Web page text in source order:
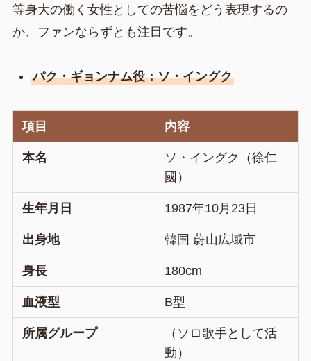
等身大の働く女性としての苦悩をどう表現するの
か、ファンならずとも注目です。
パク・ギョンナム役：ソ・イングク
項目 内容
本名
ソ・イングク（徐仁
國）
生年月日 1987年10月23日
出身地 韓国 蔚山広域市
身長 180cm
血液型 B型
所属グループ
（ソロ歌手として活
動）